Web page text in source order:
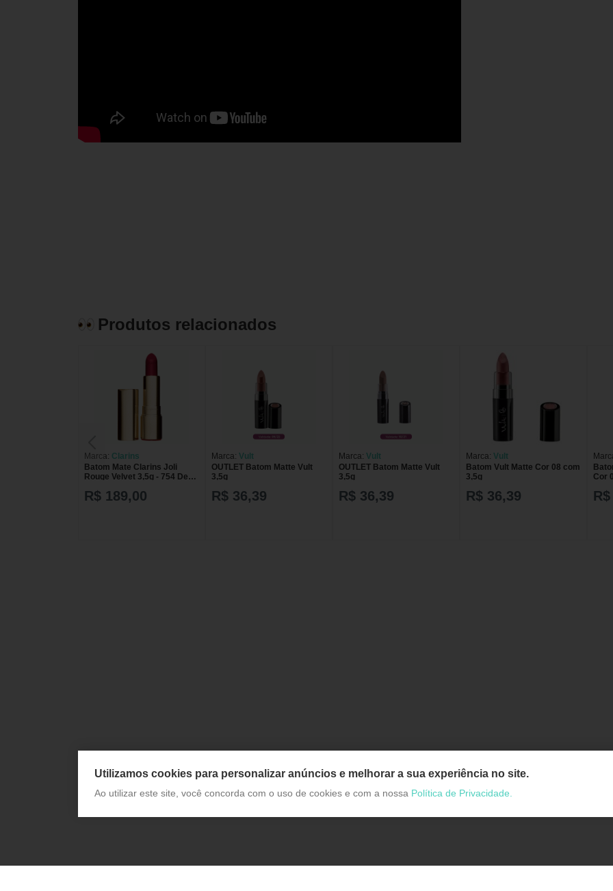
Produtos relacionados
Marca: Clarins
Batom Mate Clarins Joli
Rouge Velvet 3,5g - 754 Deep
R$ 189,00
Marca: Vult
OUTLET Batom Matte Vult
3,5g
R$ 36,39
Marca: Vult
OUTLET Batom Matte Vult
3,5g
R$ 36,39
Marca: Vult
Batom Vult Matte Cor 08 com
3,5g
R$ 36,39
Cor
Utilizamos cookies para personalizar anúncios e melhorar a sua experiência no site.
Ao utilizar este site, você concorda com o uso de cookies e com a nossa Política de Privacidade.